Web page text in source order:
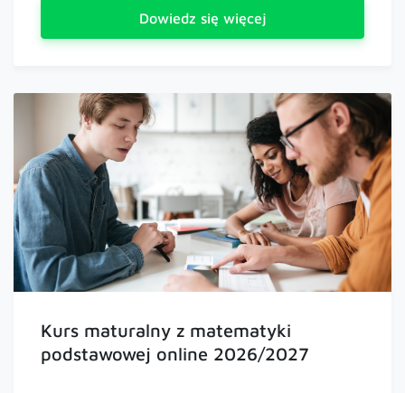
Dowiedz się więcej
Kurs maturalny z matematyki
podstawowej online 2026/2027